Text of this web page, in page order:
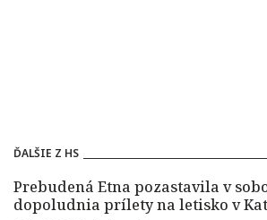
ĎALŠIE Z HS
Prebudená Etna pozastavila v
dopoludnia prílety na letisko v